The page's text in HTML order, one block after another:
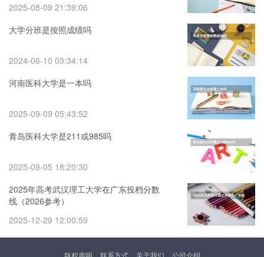
2025-08-09 21:39:06
大学分班是按照成绩吗
2024-06-10 03:34:14
河南医科大学是一本吗
2025-09-09 05:43:52
青岛医科大学是211或985吗
2025-09-05 18:20:30
2025年高考武汉理工大学在广东投档分数
线（2026参考）
2025-12-29 12:00:59
版权声明 联系方式 关于我们 公司介绍